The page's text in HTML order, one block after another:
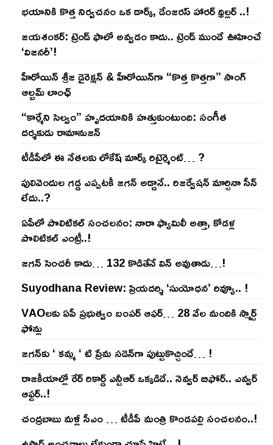
భయానికి కొత్త నిర్వచనం ఒక డార్క్, డేంజరస్ హారర్ థ్రిల్లర్ ..!
జయశంకర్: ట్రెండ్‌ ఫాలో అవ్వడం కాదు.. ట్రెండ్‌ ముందే ఊహించే
‘విజనరీ’!
హీరోయిన్ శ్రీజ డైరెక్ష‌న్ & హీరోయిన్‌గా “కొత్త కొత్తగా” సాంగ్
ఆల్బమ్ లాంఛ్
“కార్మేని సెల్వం” హృదయానికి హత్తుకుంటుంది: సంగీత
దర్శకుడు రామానుజన్
టీడీపీలో ఈ నేత‌ల‌కు లోకేష్ మార్క్ రిటైర్మెంట్‌… ?
పులివెందుల గ‌డ్డ ఎప్ప‌ట‌కీ జ‌గ‌న్ అడ్డానే.. రిజ‌ర్వేష‌న్ మార్చినా సీన్
లేదు..?
ఏపీలో పొలిటిక‌ల్ సంచ‌ల‌నం: నారా ఫ్యామిలీ అత్తా, కోడ‌ళ్ల
పొలిటికల్ ఎంట్రీ..!
జ‌గ‌న్ సెంచ‌రీ కాదు… 132 కొడితేనే విన్ అవుతాడు…!
Suyodhana Review: ప్రియదర్శి ‘సుయోధన’ రివ్యూ.. !
VAOల‌కు ఏపీ ప్ర‌భుత్వం బంప‌ర్ ఆఫ‌ర్‌… 28 వేల మందికి స్మార్ట్
ఫోన్లు
జ‌గ‌న్‌కు ‘ క‌మ్మ ‘ టి ప్రేమ స‌డెన్‌గా పుట్టుకొచ్చిందే… !
రాజ‌కీయాల్లో రేర్ రికార్డ్ ఎన్టీఆర్ ఒక్క‌డిదే.. నెవ్వ‌ర్ బిఫోర్‌.. ఎవ్వ‌ర్
ఆఫ్ట‌ర్‌..!
చంద్ర‌బాబు మ‌ళ్లీ సీఎం … టీడీపీ మంత్రి కొండ‌ప‌ల్లి సంచ‌ల‌నం..!